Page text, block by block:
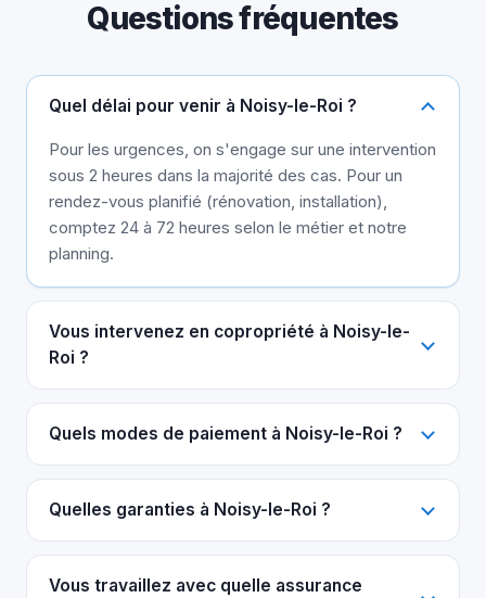
Questions fréquentes
Quel délai pour venir à Noisy-le-Roi ?
Pour les urgences, on s'engage sur une intervention
sous 2 heures dans la majorité des cas. Pour un
rendez-vous planifié (rénovation, installation),
comptez 24 à 72 heures selon le métier et notre
planning.
Vous intervenez en copropriété à Noisy-le-
Roi ?
Quels modes de paiement à Noisy-le-Roi ?
Quelles garanties à Noisy-le-Roi ?
Vous travaillez avec quelle assurance